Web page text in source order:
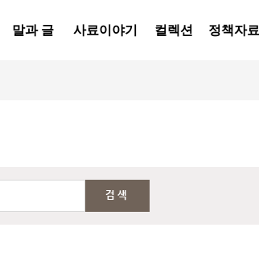
말과 글 사료이야기 컬렉션 정책자료
검색